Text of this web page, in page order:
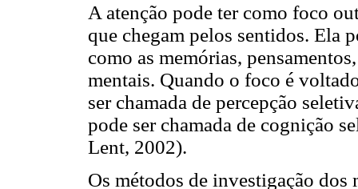
A atenção pode ter como foco
que chegam pelos sentidos. Ela
como as memórias,
mentais. Quando o foco é
ser chamada de percepção
pode ser chamada de cognição
Lent, 2002).
Os métodos de investigação dos